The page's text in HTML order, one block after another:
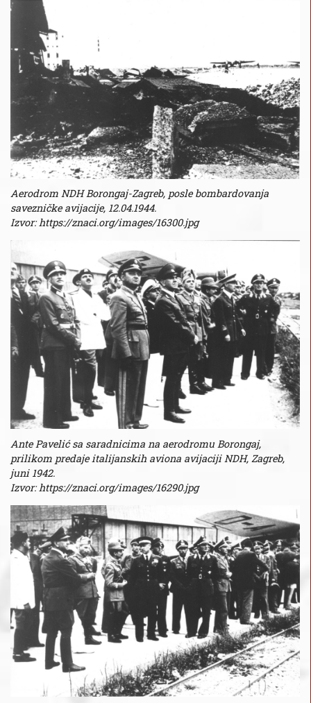
Aerodrom NDH Borongaj-Zagreb, posle bombardovanja
savezničke avijacije, 12.04.1944.
Izvor: https://znaci.org/images/16300.jpg
Ante Pavelić sa saradnicima na aerodromu Borongaj,
prilikom predaje italijanskih aviona avijaciji NDH, Zagreb,
juni 1942.
Izvor: https://znaci.org/images/16290.jpg